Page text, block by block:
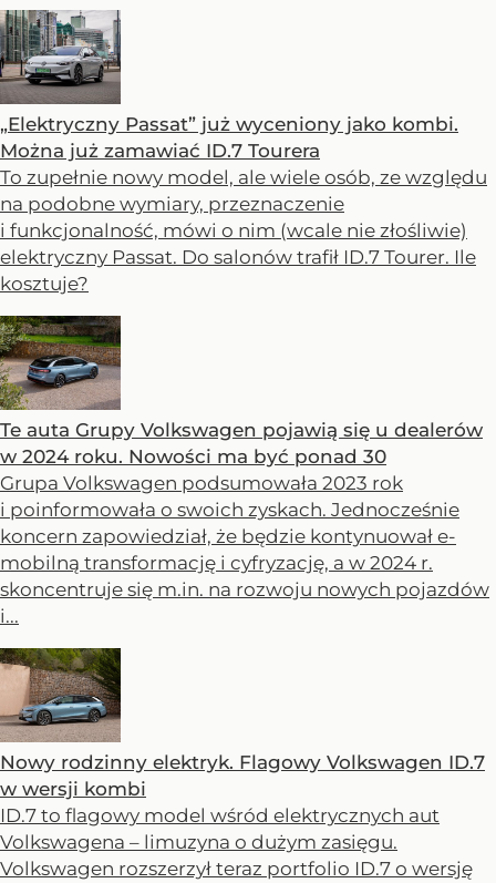
„Elektryczny Passat” już wyceniony jako kombi.
Można już zamawiać ID.7 Tourera
To zupełnie nowy model, ale wiele osób, ze względu
na podobne wymiary, przeznaczenie
i funkcjonalność, mówi o nim (wcale nie złośliwie)
elektryczny Passat. Do salonów trafił ID.7 Tourer. Ile
kosztuje?
Te auta Grupy Volkswagen pojawią się u dealerów
w 2024 roku. Nowości ma być ponad 30
Grupa Volkswagen podsumowała 2023 rok
i poinformowała o swoich zyskach. Jednocześnie
koncern zapowiedział, że będzie kontynuował e-
mobilną transformację i cyfryzację, a w 2024 r.
skoncentruje się m.in. na rozwoju nowych pojazdów
i...
Nowy rodzinny elektryk. Flagowy Volkswagen ID.7
w wersji kombi
ID.7 to flagowy model wśród elektrycznych aut
Volkswagena – limuzyna o dużym zasięgu.
Volkswagen rozszerzył teraz portfolio ID.7 o wersję